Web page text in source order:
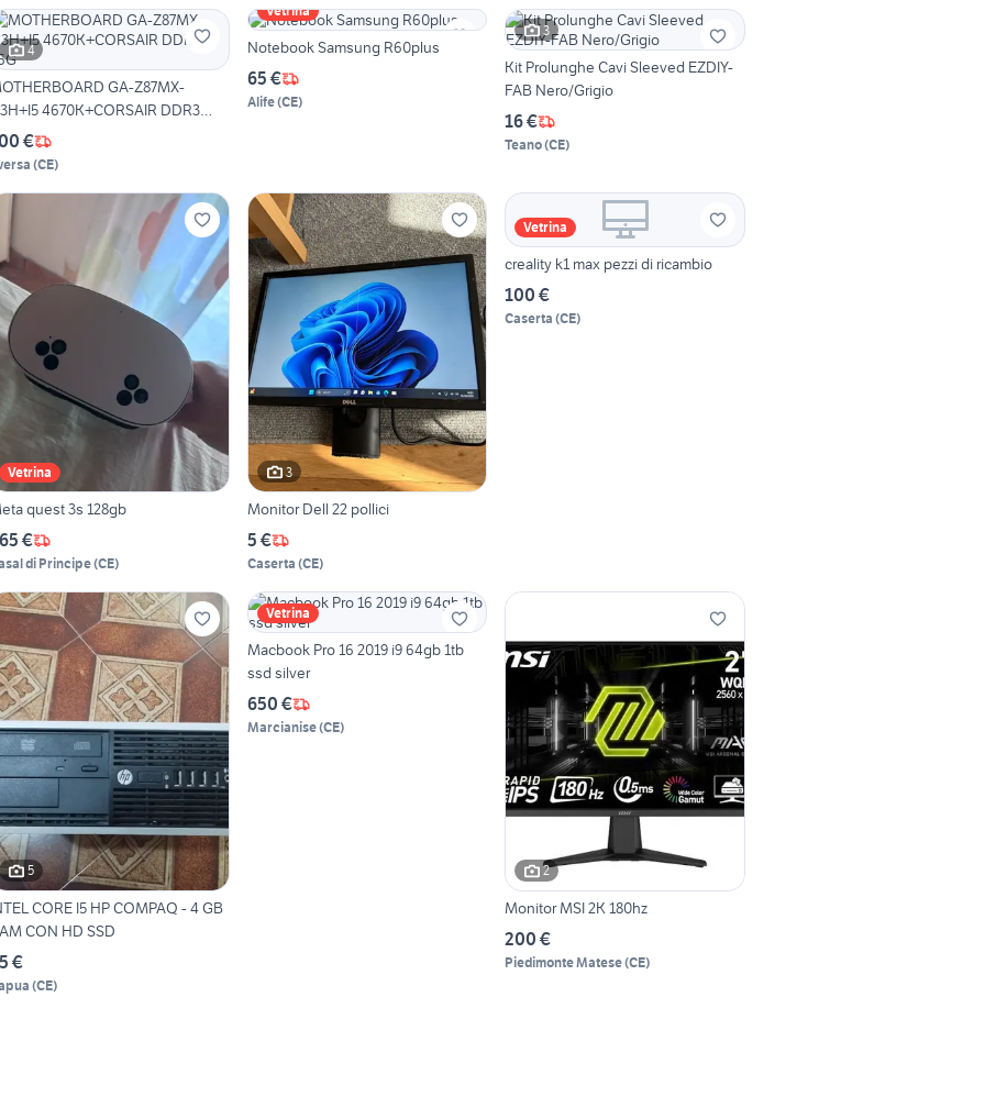
4
GA-Z87MX-
4670K+CORSAIR DDR3
€
(CE)
Vetrina
Notebook Samsung R60plus
65 €
Alife(CE)
3
Kit Prolunghe Cavi Sleeved EZDIY-
FAB Nero/Grigio
16 €
Teano(CE)
Vetrina
quest 3s 128gb
€
di Principe(CE)
3
Monitor Dell 22 pollici
5 €
Caserta (CE)
Vetrina
creality k1 max pezzi di ricambio
100 €
Caserta (CE)
5
CORE I5 HP COMPAQ - 4 GB
CON HD SSD
€
(CE)
Vetrina
Macbook Pro 16 2019 i9 64gb 1tb
ssd silver
650 €
Marcianise(CE)
2
Monitor MSI 2K 180hz
200 €
Piedimonte Matese(CE)